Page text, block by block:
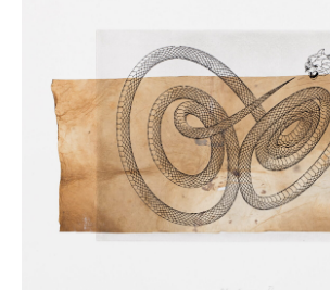
Instagram*
Telegram
*Продукты компании Meta, признанной
экстремистской на территории России